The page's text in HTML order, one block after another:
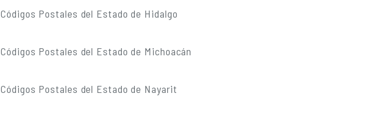
Códigos Postales del Estado de Hidalgo
Códigos Postales del Estado de Michoacán
Códigos Postales del Estado de Nayarit